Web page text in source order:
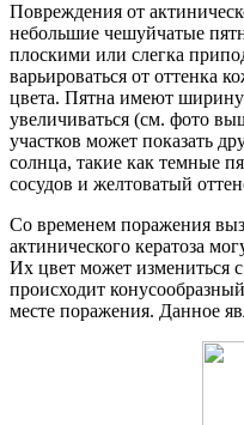
Повреждения от
небольшие чешуйчатые
плоскими или слегка
варьироваться от оттенка
цвета. Пятна имеют
увеличиваться (см. фото
участков может показать
солнца, такие как темные
сосудов и желтоватый
Со временем поражения
актинического кератоза
Их цвет может измениться
происходит
месте поражения. Данное